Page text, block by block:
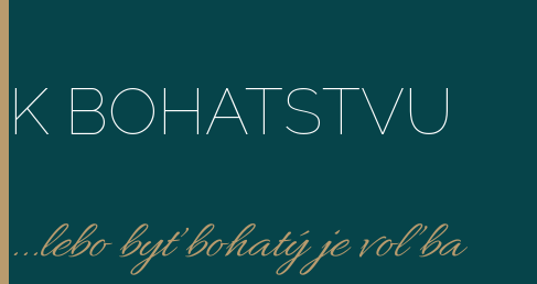
K BOHATSTVU
...lebo byť bohatý je voľba